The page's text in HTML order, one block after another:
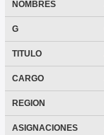
NOMBRES
G
TITULO
CARGO
REGION
ASIGNACIONES